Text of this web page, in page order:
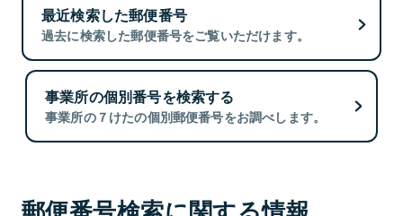
最近検索した郵便番号
過去に検索した郵便番号をご覧いただけます。
事業所の個別番号を検索する
事業所の７けたの個別郵便番号をお調べします。